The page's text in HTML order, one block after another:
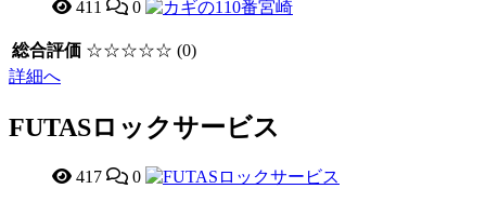
411 0
総合評価 ☆☆☆☆☆ (0)
詳細へ
FUTASロックサービス
417 0